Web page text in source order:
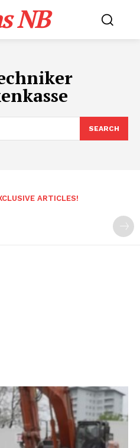
NB
SEARCH
ARTICLES!